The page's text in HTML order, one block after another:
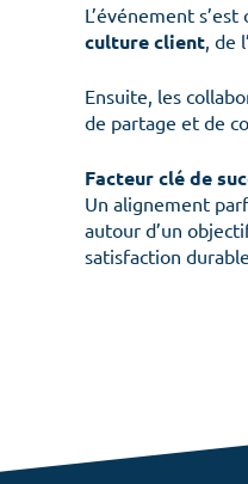
L’événement
culture client, de
Ensuite, les
de partage et de
Facteur clé de
Un alignement
autour d’un
satisfaction